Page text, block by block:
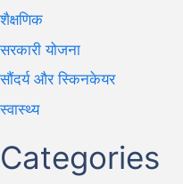
शैक्षणिक
सरकारी योजना
सौंदर्य और स्किनकेयर
स्वास्थ्य
Categories